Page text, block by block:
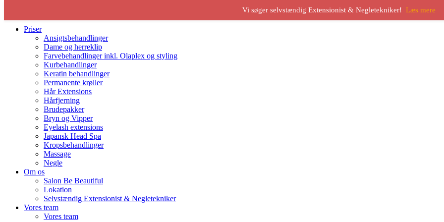
Priser
Ansigtsbehandlinger
Dame og herreklip
Farvebehandlinger inkl. Olaplex og styling
Kurbehandlinger
Keratin behandlinger
Permanente krøller
Hår Extensions
Hårfjerning
Brudepakker
Bryn og Vipper
Eyelash extensions
Japansk Head Spa
Kropsbehandlinger
Massage
Negle
Om os
Salon Be Beautiful
Lokation
Selvstændig Extensionist & Negletekniker
Vores team
Vores team
Vi søger selvstændig Extensionist & Negletekniker! Læs mere